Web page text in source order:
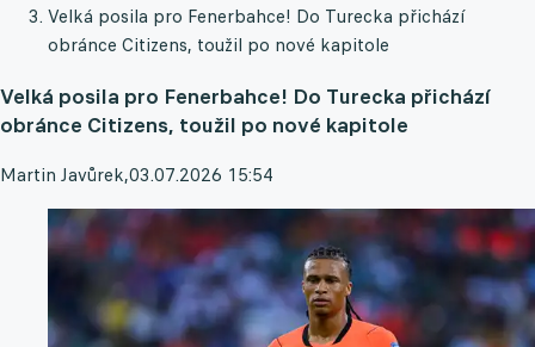
Velká posila pro Fenerbahce! Do Turecka přichází
obránce Citizens, toužil po nové kapitole
Velká posila pro Fenerbahce! Do Turecka přichází
obránce Citizens, toužil po nové kapitole
Martin Javůrek,03.07.2026 15:54